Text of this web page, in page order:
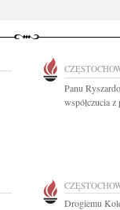
Panu
współczucia
Drogiemu